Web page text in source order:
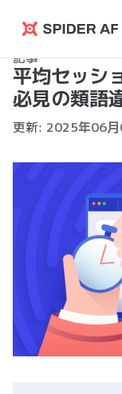
Spider
AF
記事
平均セッシ
必見の類語
更新: 2025年06月